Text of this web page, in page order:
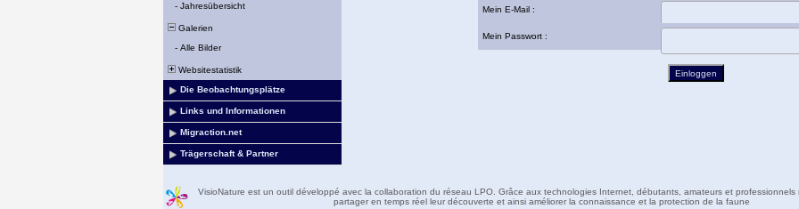
- Jahresübersicht
Galerien
- Alle Bilder
Websitestatistik
Die Beobachtungsplätze
Links und Informationen
Migraction.net
Trägerschaft & Partner
Mein E-Mail :
Mein Passwort :
VisioNature est un outil développé avec la collaboration du réseau LPO. Grâce aux technologies Internet, débutants, amateurs et professionnels
partager en temps réel leur découverte et ainsi améliorer la connaissance et la protection de la faune